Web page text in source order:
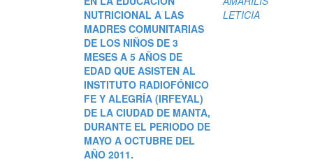
NUTRICIONAL A LAS
MADRES COMUNITARIAS
DE LOS NIÑOS DE 3
MESES A 5 AÑOS DE
EDAD QUE ASISTEN AL
INSTITUTO RADIOFÓNICO
FE Y ALEGRÍA (IRFEYAL)
DE LA CIUDAD DE MANTA,
DURANTE EL PERIODO DE
MAYO A OCTUBRE DEL
AÑO 2011.
LETICIA